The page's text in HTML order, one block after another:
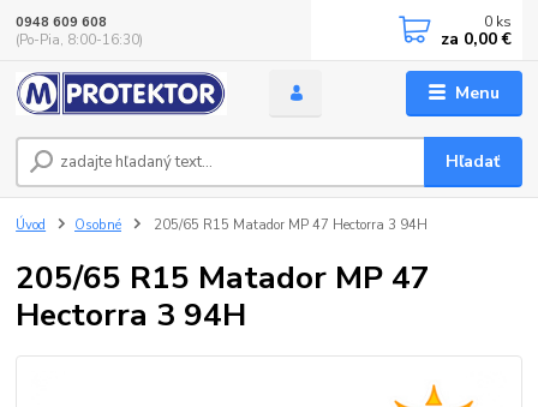
Menu
Hľadať
0948 609 608
(Po-Pia, 8:00-16:30)
0 ks
za 0,00 €
Úvod Osobné 205/65 R15 Matador MP 47 Hectorra 3 94H
205/65 R15 Matador MP 47
Hectorra 3 94H